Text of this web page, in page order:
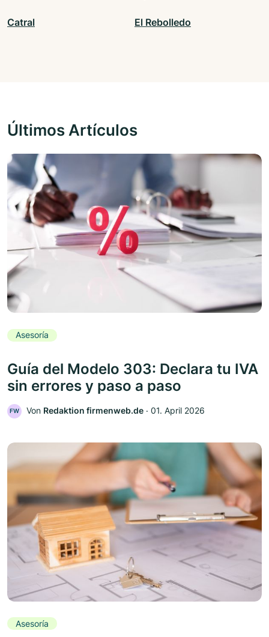
Catral El Rebolledo
Últimos Artículos
Asesoría
Guía del Modelo 303: Declara tu IVA
sin errores y paso a paso
FW Von Redaktion firmenweb.de ‧ 01. April 2026
Asesoría